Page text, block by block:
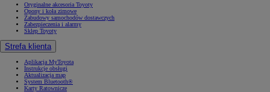
Oryginalne akcesoria Toyoty
Opony i koła zimowe
Zabudowy samochodów dostawczych
Zabezpieczenia i alarmy
Sklep Toyoty
Strefa klienta
Aplikacja MyToyota
Instrukcje obsługi
Aktualizacja map
System Bluetooth®
Karty Ratownicze